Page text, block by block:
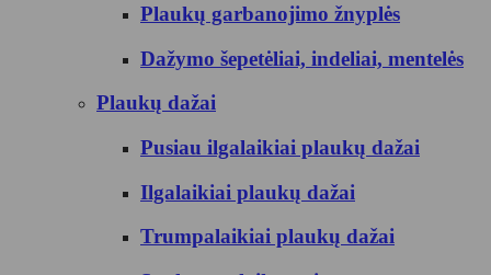
Plaukų garbanojimo žnyplės
Dažymo šepetėliai, indeliai, mentelės
Plaukų dažai
Pusiau ilgalaikiai plaukų dažai
Ilgalaikiai plaukų dažai
Trumpalaikiai plaukų dažai